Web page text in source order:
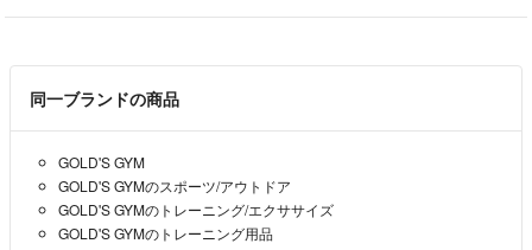
同一ブランドの商品
GOLD'S GYM
GOLD'S GYMのスポーツ/アウトドア
GOLD'S GYMのトレーニング/エクササイズ
GOLD'S GYMのトレーニング用品